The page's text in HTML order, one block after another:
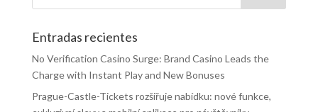
Entradas recientes
No Verification Casino Surge: Brand Casino Leads the
Charge with Instant Play and New Bonuses
Prague-Castle-Tickets rozšiřuje nabídku: nové funkce,